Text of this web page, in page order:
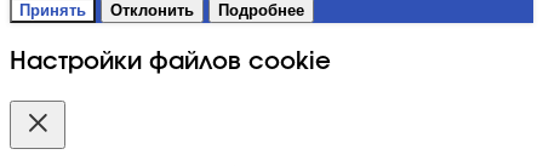
Принять Отклонить Подробнее
Настройки файлов cookie